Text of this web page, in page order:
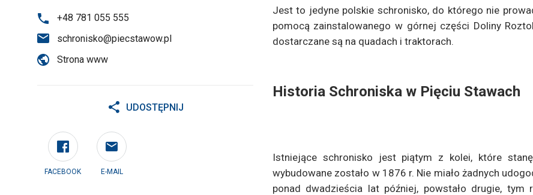
+48 781 055 555
schronisko@piecstawow.pl
Strona www
UDOSTĘPNIJ
FACEBOOK E-MAIL
Jest to jedyne polskie schronisko, do którego nie
pomocą zainstalowanego w górnej części Doliny
dostarczane są na quadach i traktorach.
Historia Schroniska w Pięciu Stawach
Istniejące schronisko jest piątym z kolei, które
wybudowane zostało w 1876 r. Nie miało żadnych
ponad dwadzieścia lat później, powstało drugie, tym